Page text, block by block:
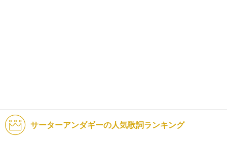
サーターアンダギーの人気歌詞ランキング